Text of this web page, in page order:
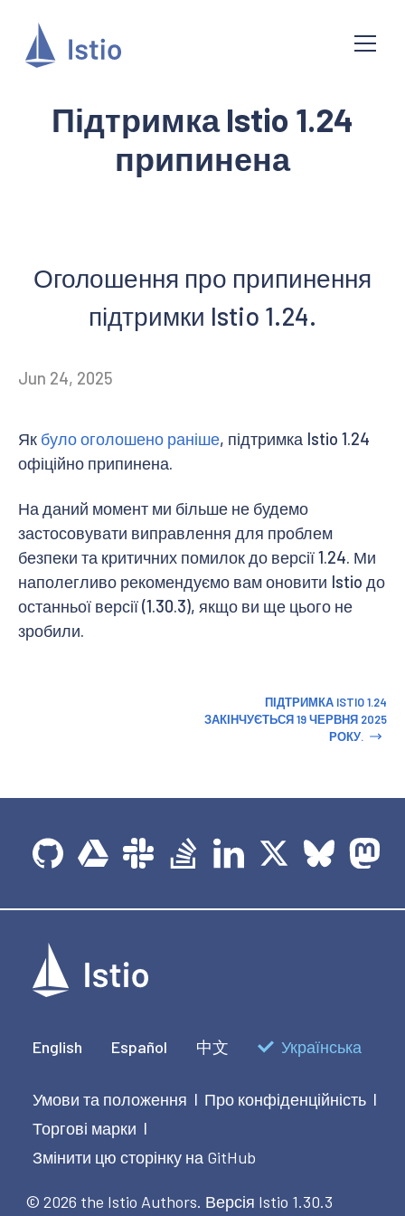
Підтримка Istio 1.24
припинена
Оголошення про припинення
підтримки Istio 1.24.
Jun 24, 2025
Як було оголошено раніше, підтримка Istio 1.24
офіційно припинена.
На даний момент ми більше не будемо
застосовувати виправлення для проблем
безпеки та критичних помилок до версії 1.24. Ми
наполегливо рекомендуємо вам оновити Istio до
останньої версії (1.30.3), якщо ви ще цього не
зробили.
ПІДТРИМКА ISTIO 1.24
ЗАКІНЧУЄТЬСЯ 19 ЧЕРВНЯ 2025
РОКУ.
English Español 中文 Українська
Умови та положення | Про конфіденційність |
Торгові марки |
Змінити цю сторінку на GitHub
© 2026 the Istio Authors. Версія Istio 1.30.3